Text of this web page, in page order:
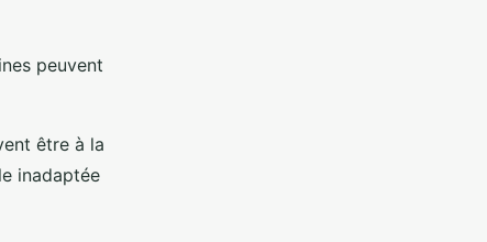
peuvent
être à la
inadaptée